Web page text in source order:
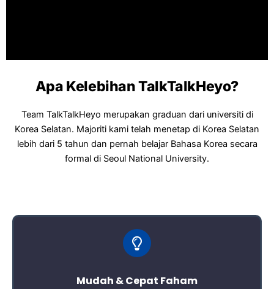
Apa Kelebihan TalkTalkHeyo?
Team TalkTalkHeyo merupakan graduan dari universiti di
Korea Selatan. Majoriti kami telah menetap di Korea Selatan
lebih dari 5 tahun dan pernah belajar Bahasa Korea secara
formal di Seoul National University.
Mudah & Cepat Faham